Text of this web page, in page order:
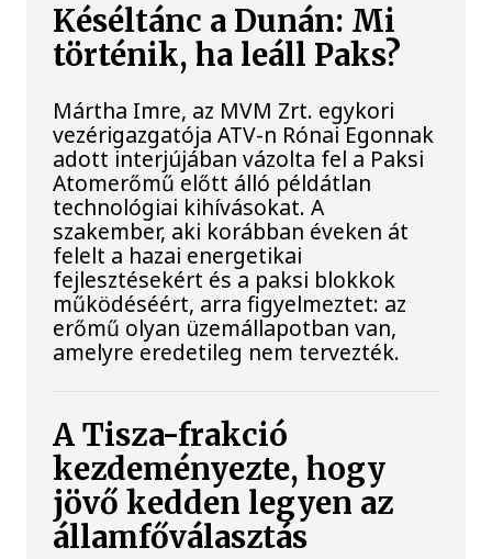
Késéltánc a Dunán: Mi
történik, ha leáll Paks?
Mártha Imre, az MVM Zrt. egykori
vezérigazgatója ATV-n Rónai Egonnak
adott interjújában vázolta fel a Paksi
Atomerőmű előtt álló példátlan
technológiai kihívásokat. A
szakember, aki korábban éveken át
felelt a hazai energetikai
fejlesztésekért és a paksi blokkok
működéséért, arra figyelmeztet: az
erőmű olyan üzemállapotban van,
amelyre eredetileg nem tervezték.
A Tisza-frakció
kezdeményezte, hogy
jövő kedden legyen az
államfőválasztás